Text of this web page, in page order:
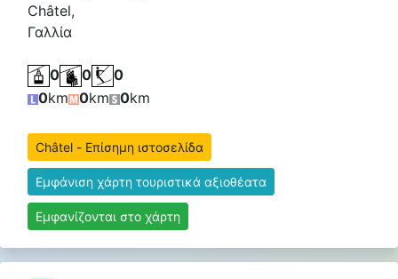
Châtel,
Γαλλία
0 0
0
0km 0km 0km
Châtel - Επίσημη ιστοσελίδα
Εμφάνιση χάρτη τουριστικά αξιοθέατα
Εμφανίζονται στο χάρτη